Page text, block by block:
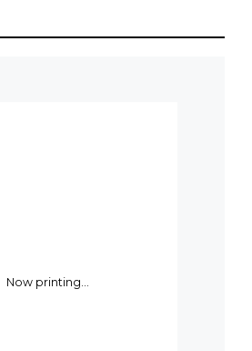
Now printing...